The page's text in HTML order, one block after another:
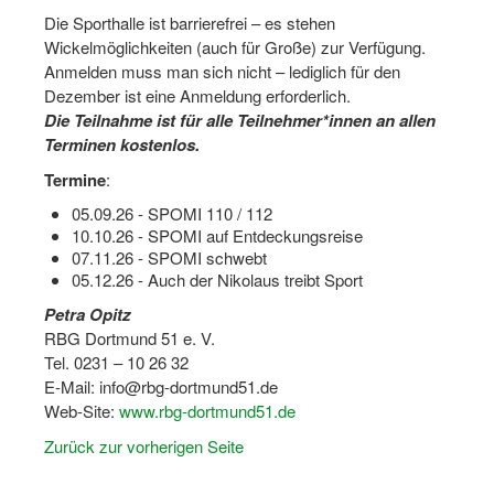
Bewegungszwerge
Bewegungskindergarten
Mini-Sportabzeichen
Sportgutschein 4.0
SportartCheck
Sport im Ganztag
Sport vor Ort
Integration durch Sport
NRW bewegt seine KINDER!
Bewegt zu Hause
Die Sporthalle ist barrierefrei – es stehen
Wickelmöglichkeiten (auch für Große) zur Verfügung.
Anmelden muss man sich nicht – lediglich für den
Dezember ist eine Anmeldung erforderlich.
Die Teilnahme ist für alle Teilnehmer*innen an allen
Terminen kostenlos.
Termine:
05.09.26 - SPOMI 110 / 112
10.10.26 - SPOMI auf Entdeckungsreise
07.11.26 - SPOMI schwebt
05.12.26 - Auch der Nikolaus treibt Sport
Petra Opitz
RBG Dortmund 51 e. V.
Tel. 0231 – 10 26 32
E-Mail: info@rbg-dortmund51.de
Web-Site: www.rbg-dortmund51.de
Zurück zur vorherigen Seite